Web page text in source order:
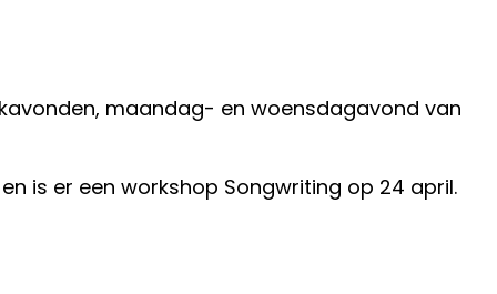
maandag- en woensdagavond van
is er een workshop Songwriting op 24 april.